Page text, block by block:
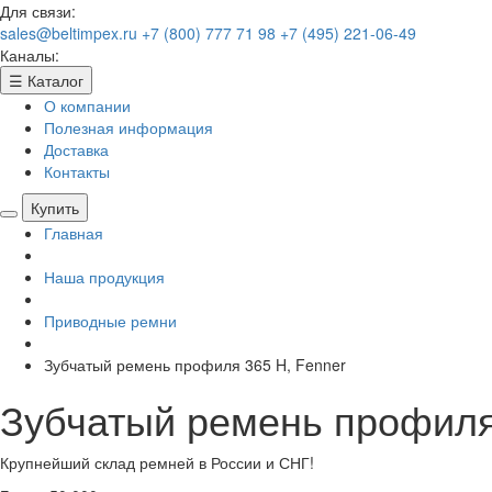
Для связи:
sales@beltimpex.ru +7 (800) 777 71 98 +7 (495) 221-06-49
Каналы:
☰ Каталог
О компании
Полезная информация
Доставка
Контакты
Купить
Главная
Наша продукция
Приводные ремни
Зубчатый ремень профиля 365 H, Fenner
Зубчатый ремень
Крупнейший склад ремней в России и СНГ!